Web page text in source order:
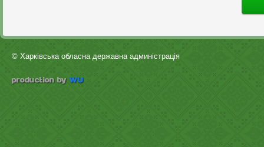
© Харківська обласна державна админістрація